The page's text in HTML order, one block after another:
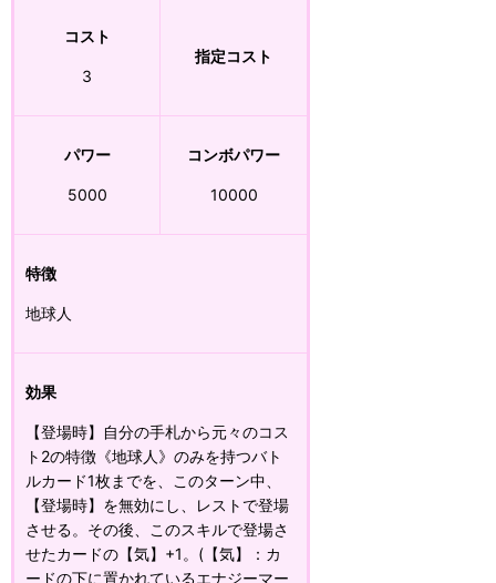
コスト
3
指定コスト
パワー
5000
コンボパワー
10000
特徴
地球人
効果
【登場時】自分の手札から元々のコス
ト2の特徴《地球人》のみを持つバト
ルカード1枚までを、このターン中、
【登場時】を無効にし、レストで登場
させる。その後、このスキルで登場さ
せたカードの【気】+1。(【気】：カ
ードの下に置かれているエナジーマー